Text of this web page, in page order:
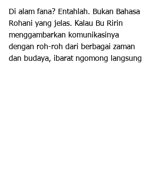
Di alam fana? Entahlah. Bukan Bahasa
Rohani yang jelas. Kalau Bu Ririn
menggambarkan komunikasinya
dengan roh-roh dari berbagai zaman
dan budaya, ibarat ngomong langsung